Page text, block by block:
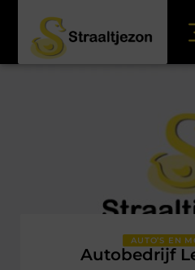
AUTO’S EN
Autobedrijf